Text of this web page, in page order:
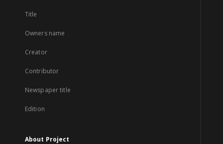
Title
Owners name
Creator
Contributor
Newspaper title
Edition
About Project